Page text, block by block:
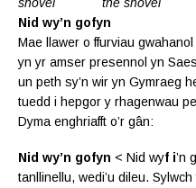
Nid wy’n gofyn
Mae llawer o ffurviau gwahanol
yn yr amser presennol yn
un peth sy’n wir yn Gymraeg
tuedd i hepgor y rhagenwau
Dyma enghriafft o’r gân:
Nid wy’n gofyn < Nid wyf i’n
tanllinellu, wedi’u dileu. Sylwch